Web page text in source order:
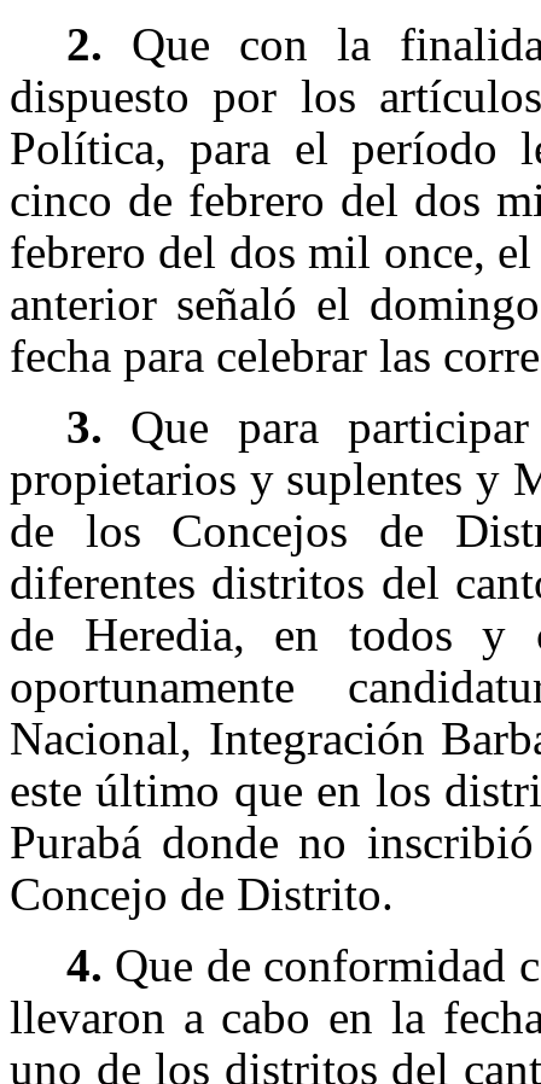
2. Que con la
dispuesto por los
Política, para el período
cinco de febrero del dos
febrero del dos mil once,
anterior señaló el
fecha para celebrar las
3. Que para
propietarios y suplentes y
de los Concejos de
diferentes distritos del
de Heredia, en todos y
oportunamente
Nacional, Integración
este último que en los
Purabá donde no
Concejo de Distrito.
4. Que de conformidad
llevaron a cabo en la
uno de los distritos del